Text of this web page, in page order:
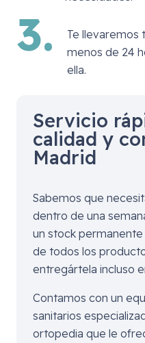
3.
Te llevaremos
menos de 24
ella.
Servicio
calidad y
Madrid
Sabemos que
dentro de una
un stock
de todos los
entregártela incluso
Contamos con un
sanitarios
ortopedia que le